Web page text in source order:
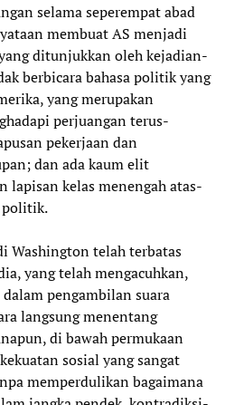
selama seperempat abad
membuat AS menjadi
ditunjukkan oleh kejadian-
berbicara bahasa politik yang
yang merupakan
perjuangan terus-
pekerjaan dan
dan ada kaum elit
lapisan kelas menengah atas-
politik.
Washington telah terbatas
yang telah mengacuhkan,
pengambilan suara
langsung menentang
di bawah permukaan
sosial yang sangat
memperdulikan bagaimana